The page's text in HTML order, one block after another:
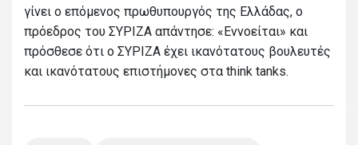
γίνει ο επόμενος πρωθυπουργός της Ελλάδας, ο
πρόεδρος του ΣΥΡΙΖΑ απάντησε: «Εννοείται» και
πρόσθεσε ότι ο ΣΥΡΙΖΑ έχει ικανότατους βουλευτές
και ικανότατους επιστήμονες στα think tanks.